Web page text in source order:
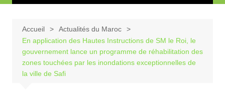
Accueil
Actualités du Maroc
En application des Hautes Instructions de SM le Roi, le
gouvernement lance un programme de réhabilitation des
zones touchées par les inondations exceptionnelles de
la ville de Safi